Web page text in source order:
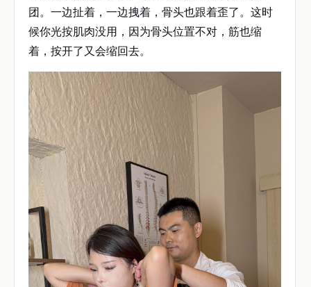
团。一边扯着，一边拽着，骨头也跟着歪了。这时
候你光按肌肉没用，因为骨头位置不对，筋也缩
着，按开了又会缩回去。